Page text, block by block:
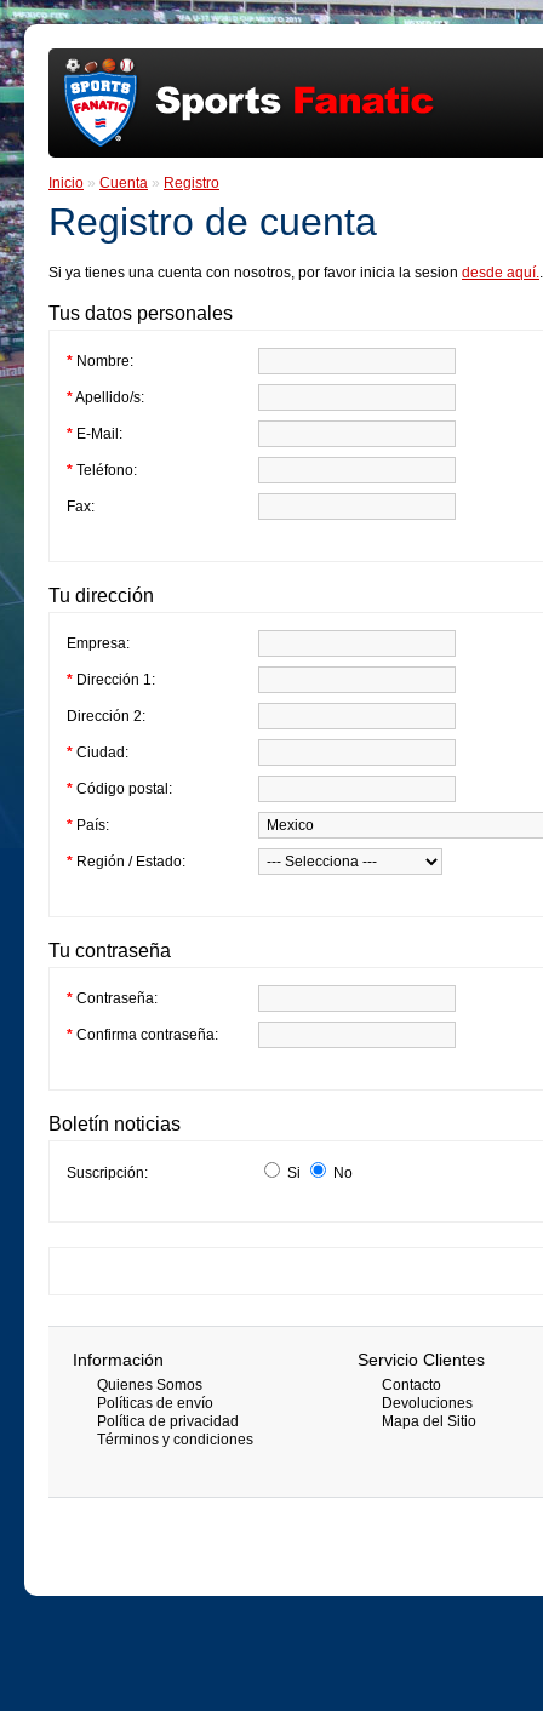
Inicio » Cuenta » Registro
Registro de cuenta
Si ya tienes una cuenta con nosotros, por favor inicia la sesion desde aquí..
Tus datos personales
* Nombre:
*Apellido/s:
* E-Mail:
* Teléfono:
Fax:
Tu dirección
Empresa:
* Dirección 1:
Dirección 2:
* Ciudad:
* Código postal:
* País:
* Región / Estado:
Tu contraseña
* Contraseña:
* Confirma contraseña:
Boletín noticias
Suscripción: Si No
Información
Quienes Somos
Políticas de envío
Política de privacidad
Términos y condiciones
Servicio Clientes
Contacto
Devoluciones
Mapa del Sitio